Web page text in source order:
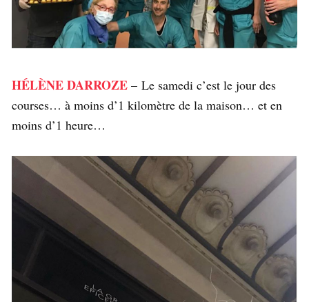
HÉLÈNE DARROZE – Le samedi c’est le jour des
courses… à moins d’1 kilomètre de la maison… et en
moins d’1 heure…